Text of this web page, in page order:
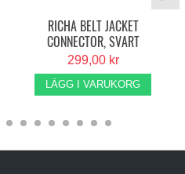
RICHA BELT JACKET
CONNECTOR, SVART
299,00 kr
LÄGG I VARUKORG